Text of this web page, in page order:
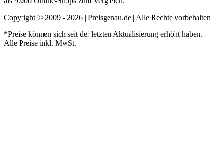
Copyright © 2009 - 2026 | Preisgenau.de | Alle Rechte vorbehalten
*Preise können sich seit der letzten Aktualisierung erhöht haben.
Alle Preise inkl. MwSt.